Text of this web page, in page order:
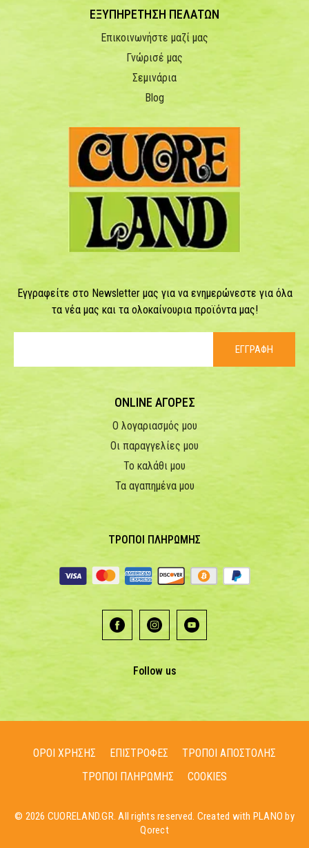
ΕΞΥΠΗΡΕΤΗΣΗ ΠΕΛΑΤΩΝ
Επικοινωνήστε μαζί μας
Γνώρισέ μας
Σεμινάρια
Blog
Εγγραφείτε στο Newsletter μας για να ενημερώνεστε για όλα
τα νέα μας και τα ολοκαίνουρια προϊόντα μας!
ΕΓΓΡΑΦΗ
ONLINE ΑΓΟΡΕΣ
Ο λογαριασμός μου
Οι παραγγελίες μου
Το καλάθι μου
Τα αγαπημένα μου
ΤΡΟΠΟΙ ΠΛΗΡΩΜΗΣ
Follow us
ΟΡΟΙ ΧΡΗΣΗΣ ΕΠΙΣΤΡΟΦΕΣ
ΤΡΟΠΟΙ ΑΠΟΣΤΟΛΗΣ
ΤΡΟΠΟΙ ΠΛΗΡΩΜΗΣ
COOKIES
© 2026 CUORELAND.GR. All rights reserved. Created with PLANO by
Qorect